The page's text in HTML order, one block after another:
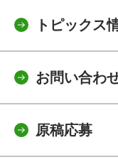
トピックス
お問い合わ
原稿応募